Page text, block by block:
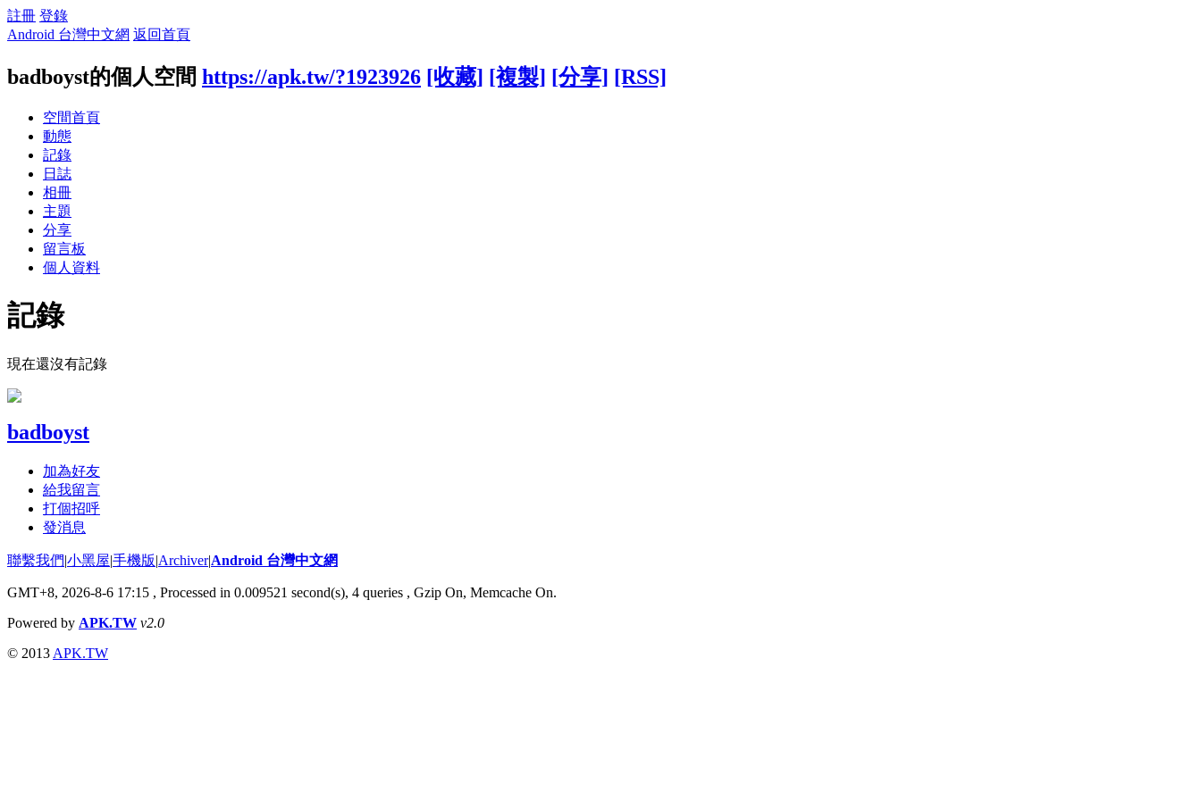
註冊 登錄
Android 台灣中文網 返回首頁
badboyst的個人空間 https://apk.tw/?1923926 [收藏] [複製] [分享] [RSS]
空間首頁
動態
記錄
日誌
相冊
主題
分享
留言板
個人資料
記錄
現在還沒有記錄
badboyst
加為好友
給我留言
打個招呼
發消息
聯繫我們|小黑屋|手機版|Archiver|Android 台灣中文網
GMT+8, 2026-8-6 17:15 , Processed in 0.009521 second(s), 4 queries , Gzip On, Memcache On.
Powered by APK.TW v2.0
© 2013 APK.TW